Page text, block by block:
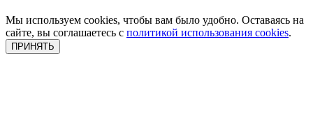
Мы используем cookies, чтобы вам было удобно. Оставаясь на
сайте, вы соглашаетесь с политикой использования cookies.
ПРИНЯТЬ